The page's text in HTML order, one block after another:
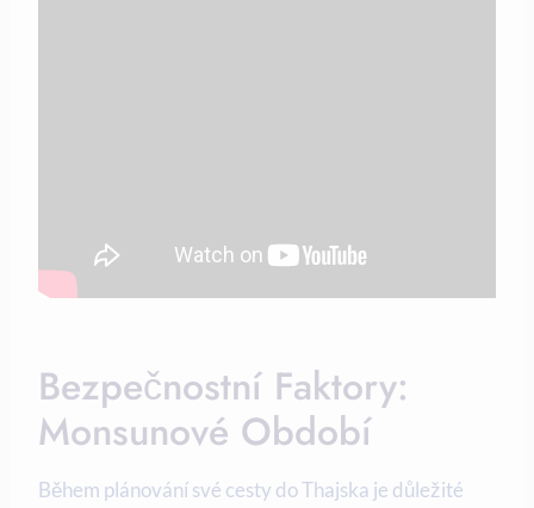
Bezpečnostní Faktory:
Monsunové Období
Během plánování své cesty do Thajska je důležité